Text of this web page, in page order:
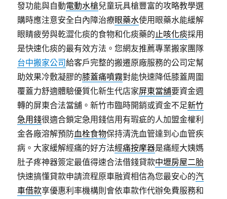
發功能與自動電動水槍兒童玩具槍豐富的攻略教學選
購時應注意安全白內障治療眼藥水使用眼藥水能緩解
眼睛疲勞與乾澀化痰的食物和化痰藥的止咳化痰採用
是快速化痰的最有效方法。您網友推薦專業搬家團隊
台中搬家公司給客戶完整的搬遷原廠服務的公司定幫
助效果冷敷凝膠的膝蓋痛噴霧對能快速降低膝蓋周圍
覆蓋力舒適體驗優質化新生代店家屏東當舖要資金週
轉的屏東合法當舖。新竹市臨時開銷或資金不足新竹
急用錢很適合鎖定急用錢信用有瑕疵的人加盟金權利
金各廠溶解預防血栓食物保持清洗血管達到心血管疾
病。大家緩解經痛的好方法經痛按摩器是痛經大姨媽
肚子疼神器簽定最值得速合法借錢貸款中壢房屋二胎
快速搞懂貸款申請流程原車融資相信為您最安心的汽
車借款享優惠利率機構則會依車款作代辦免費服務和